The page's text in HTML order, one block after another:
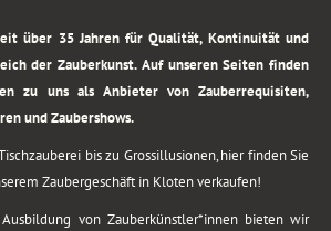
über 35 Jahren für Qualität, Kontinuität und
der Zauberkunst. Auf unseren Seiten finden
zu uns als Anbieter von Zauberrequisiten,
und Zaubershows.
bis zu Grossillusionen, hier finden Sie
Zaubergeschäft in Kloten verkaufen!
von Zauberkünstler*innen bieten wir